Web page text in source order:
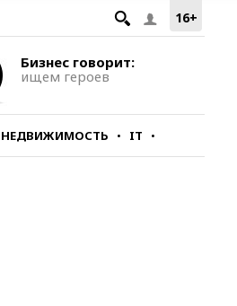
16+
Бизнес говорит:
ищем героев
НЕДВИЖИМОСТЬ IT